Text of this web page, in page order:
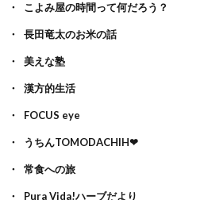
こよみ屋の時間って何だろう？
長田竜太のお米の話
美えな塾
漢方的生活
FOCUS eye
うちんTOMODACHIH❤
常食への旅
Pura Vida!ハーブだより